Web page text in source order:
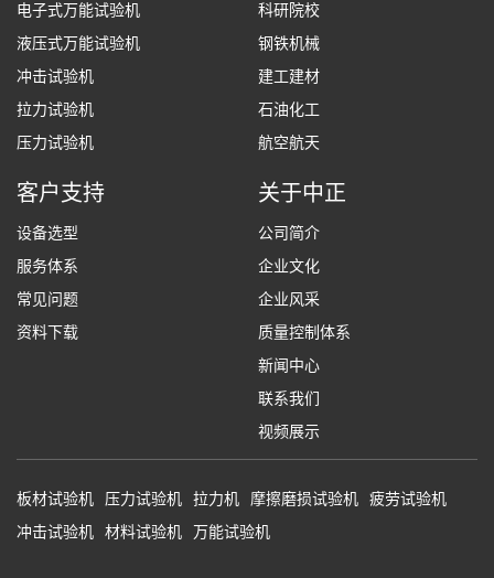
电子式万能试验机
液压式万能试验机
冲击试验机
拉力试验机
压力试验机
科研院校
钢铁机械
建工建材
石油化工
航空航天
客户支持
设备选型
服务体系
常见问题
资料下载
关于中正
公司简介
企业文化
企业风采
质量控制体系
新闻中心
联系我们
视频展示
板材试验机 压力试验机 拉力机 摩擦磨损试验机
疲劳试验机
冲击试验机
材料试验机 万能试验机